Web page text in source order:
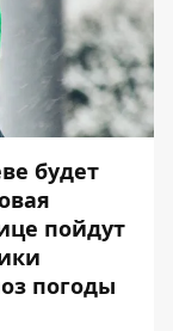
будет
пойдут
погоды